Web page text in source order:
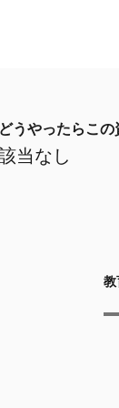
どうやったらこ
当なし
教